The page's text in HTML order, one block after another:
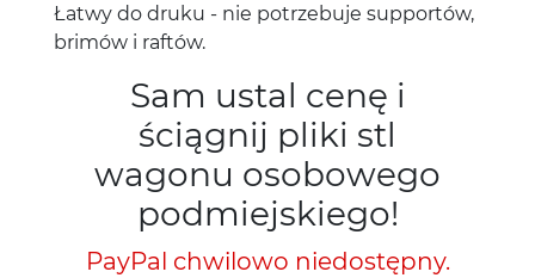
Łatwy do druku - nie potrzebuje supportów,
brimów i raftów.
Sam ustal cenę i
ściągnij pliki stl
wagonu osobowego
podmiejskiego!
PayPal chwilowo niedostępny.